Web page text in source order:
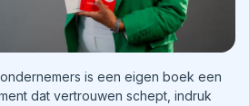
is een eigen boek een
dat vertrouwen schept, indruk